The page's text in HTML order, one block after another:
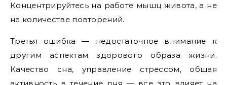
Концентрируйтесь на работе мышц живота, а не
на количестве повторений.
Третья ошибка — недостаточное внимание к
другим аспектам здорового образа жизни.
Качество сна, управление стрессом, общая